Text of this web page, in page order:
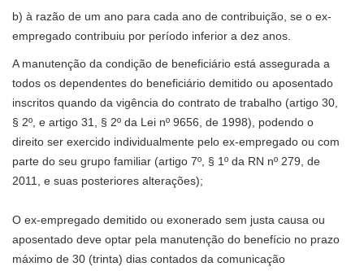
b) à razão de um ano para cada ano de contribuição, se o ex-
empregado contribuiu por período inferior a dez anos.
A manutenção da condição de beneficiário está assegurada a
todos os dependentes do beneficiário demitido ou aposentado
inscritos quando da vigência do contrato de trabalho (artigo 30,
§ 2º, e artigo 31, § 2º da Lei nº 9656, de 1998), podendo o
direito ser exercido individualmente pelo ex-empregado ou com
parte do seu grupo familiar (artigo 7º, § 1º da RN nº 279, de
2011, e suas posteriores alterações);
O ex-empregado demitido ou exonerado sem justa causa ou
aposentado deve optar pela manutenção do benefício no prazo
máximo de 30 (trinta) dias contados da comunicação